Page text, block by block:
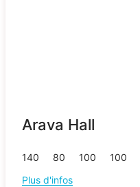
Arava Hall
140 80 100 100
Plus d'infos